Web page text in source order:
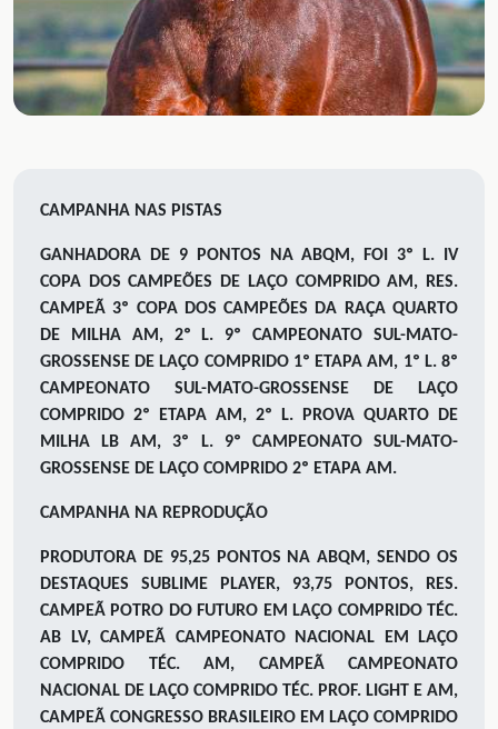
CAMPANHA NAS PISTAS
GANHADORA DE 9 PONTOS NA ABQM, FOI 3º L. IV
COPA DOS CAMPEÕES DE LAÇO COMPRIDO AM, RES.
CAMPEÃ 3º COPA DOS CAMPEÕES DA RAÇA QUARTO
DE MILHA AM, 2º L. 9º CAMPEONATO SUL-MATO-
GROSSENSE DE LAÇO COMPRIDO 1º ETAPA AM, 1º L. 8º
CAMPEONATO SUL-MATO-GROSSENSE DE LAÇO
COMPRIDO 2º ETAPA AM, 2º L. PROVA QUARTO DE
MILHA LB AM, 3º L. 9º CAMPEONATO SUL-MATO-
GROSSENSE DE LAÇO COMPRIDO 2º ETAPA AM.
CAMPANHA NA REPRODUÇÃO
PRODUTORA DE 95,25 PONTOS NA ABQM, SENDO OS
DESTAQUES SUBLIME PLAYER, 93,75 PONTOS, RES.
CAMPEÃ POTRO DO FUTURO EM LAÇO COMPRIDO TÉC.
AB LV, CAMPEÃ CAMPEONATO NACIONAL EM LAÇO
COMPRIDO TÉC. AM, CAMPEÃ CAMPEONATO
NACIONAL DE LAÇO COMPRIDO TÉC. PROF. LIGHT E AM,
CAMPEÃ CONGRESSO BRASILEIRO EM LAÇO COMPRIDO